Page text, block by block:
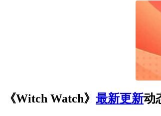
《Witch Watch》 最新更新动